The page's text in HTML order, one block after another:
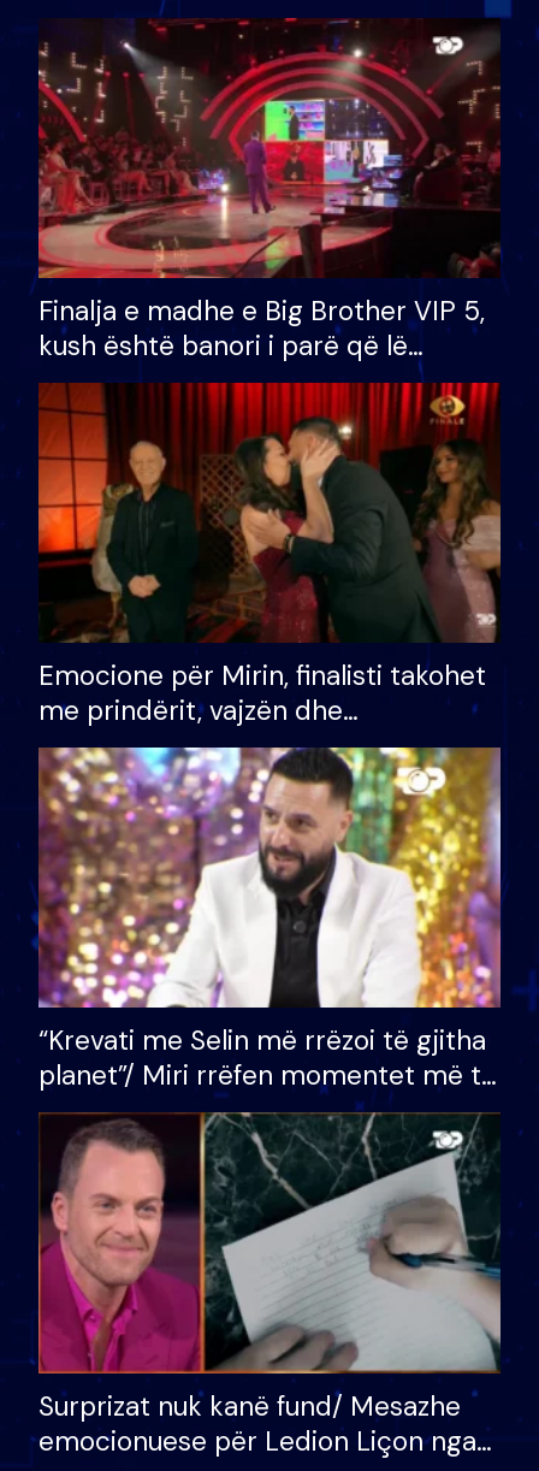
Finalja e madhe e Big Brother VIP 5,
kush është banori i parë që lë
shtëpinë dhe humb mundësinë për
të fituar çmimin e madh
Emocione për Mirin, finalisti takohet
me prindërit, vajzën dhe
bashkëshorten: S’kemi ndonjë letër
divorci apo jo?
“Krevati me Selin më rrëzoi të gjitha
planet”/ Miri rrëfen momentet më të
bukura në shtëpinë e BB VIP: Do më
mungojë zilja e mëngjesit kur…
Surprizat nuk kanë fund/ Mesazhe
emocionuese për Ledion Liçon nga